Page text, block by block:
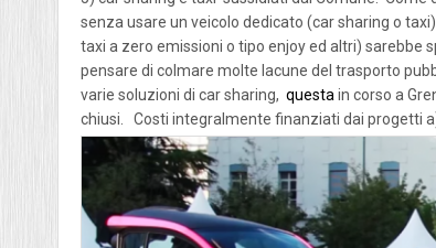
senza usare un veicolo dedicato (car sharing o
taxi a zero emissioni o tipo enjoy ed altri) sarebbe
pensare di colmare molte lacune del trasporto
varie soluzioni di car sharing, questa in corso a
chiusi. Costi integralmente finanziati dai progetti